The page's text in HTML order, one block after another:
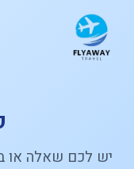
יש לכם שאלה או